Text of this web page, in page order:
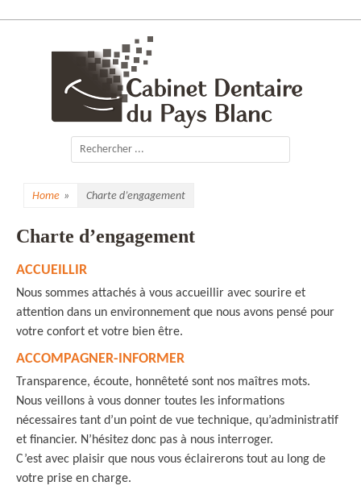
du Pays Blanc
Search
for:
Home » Charte d’engagement
Charte d’engagement
ACCUEILLIR
Nous sommes attachés à vous accueillir avec sourire et
attention dans un environnement que nous avons pensé pour
votre confort et votre bien être.
ACCOMPAGNER-INFORMER
Transparence, écoute, honnêteté sont nos maîtres mots.
Nous veillons à vous donner toutes les informations
nécessaires tant d’un point de vue technique, qu’administratif
et financier. N’hésitez donc pas à nous interroger.
C’est avec plaisir que nous vous éclairerons tout au long de
votre prise en charge.